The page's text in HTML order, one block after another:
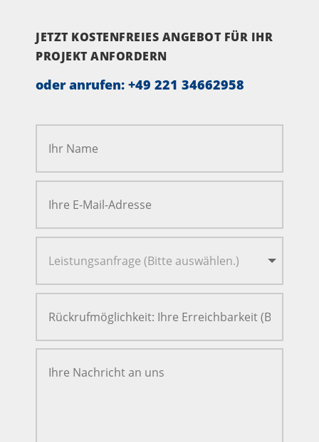
JETZT KOSTENFREIES ANGEBOT FÜR IHR
PROJEKT ANFORDERN
oder anrufen: +49 221 34662958